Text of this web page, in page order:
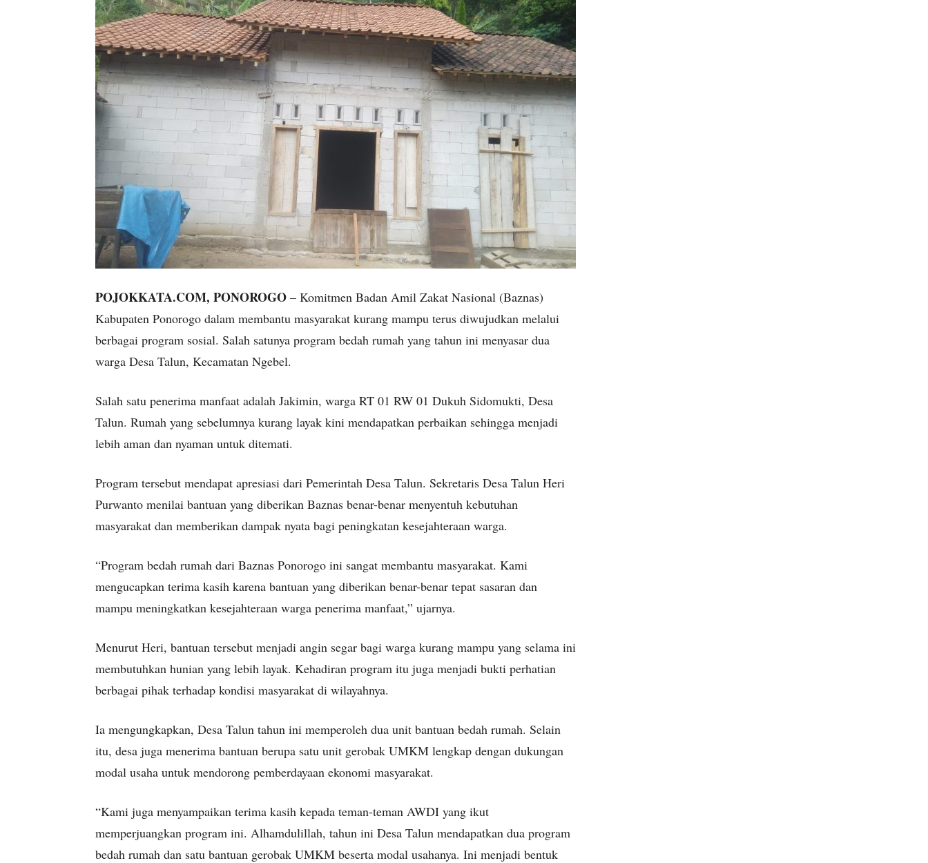
POJOKKATA.COM, PONOROGO – Komitmen Badan Amil Zakat Nasional (Baznas)
Kabupaten Ponorogo dalam membantu masyarakat kurang mampu terus diwujudkan melalui
berbagai program sosial. Salah satunya program bedah rumah yang tahun ini menyasar dua
warga Desa Talun, Kecamatan Ngebel.
Salah satu penerima manfaat adalah Jakimin, warga RT 01 RW 01 Dukuh Sidomukti, Desa
Talun. Rumah yang sebelumnya kurang layak kini mendapatkan perbaikan sehingga menjadi
lebih aman dan nyaman untuk ditemati.
Program tersebut mendapat apresiasi dari Pemerintah Desa Talun. Sekretaris Desa Talun Heri
Purwanto menilai bantuan yang diberikan Baznas benar-benar menyentuh kebutuhan
masyarakat dan memberikan dampak nyata bagi peningkatan kesejahteraan warga.
“Program bedah rumah dari Baznas Ponorogo ini sangat membantu masyarakat. Kami
mengucapkan terima kasih karena bantuan yang diberikan benar-benar tepat sasaran dan
mampu meningkatkan kesejahteraan warga penerima manfaat,” ujarnya.
Menurut Heri, bantuan tersebut menjadi angin segar bagi warga kurang mampu yang selama ini
membutuhkan hunian yang lebih layak. Kehadiran program itu juga menjadi bukti perhatian
berbagai pihak terhadap kondisi masyarakat di wilayahnya.
Ia mengungkapkan, Desa Talun tahun ini memperoleh dua unit bantuan bedah rumah. Selain
itu, desa juga menerima bantuan berupa satu unit gerobak UMKM lengkap dengan dukungan
modal usaha untuk mendorong pemberdayaan ekonomi masyarakat.
“Kami juga menyampaikan terima kasih kepada teman-teman AWDI yang ikut
memperjuangkan program ini. Alhamdulillah, tahun ini Desa Talun mendapatkan dua program
bedah rumah dan satu bantuan gerobak UMKM beserta modal usahanya. Ini menjadi bentuk